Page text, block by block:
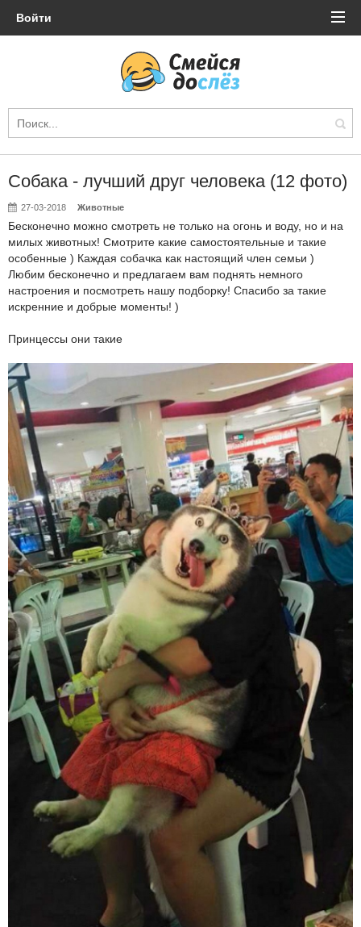
Войти
Собака - лучший друг человека (12 фото)
27-03-2018 Животные
Бесконечно можно смотреть не только на огонь и воду, но и на
милых животных! Смотрите какие самостоятельные и такие
особенные ) Каждая собачка как настоящий член семьи )
Любим бесконечно и предлагаем вам поднять немного
настроения и посмотреть нашу подборку! Спасибо за такие
искренние и добрые моменты! )
Принцессы они такие